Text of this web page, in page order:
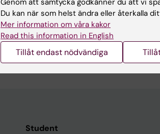
Dela
Student
Du kan när som helst ändra eller återkalla
Mer information om våra kakor
Read this information in English
Tillåt endast nödvändiga